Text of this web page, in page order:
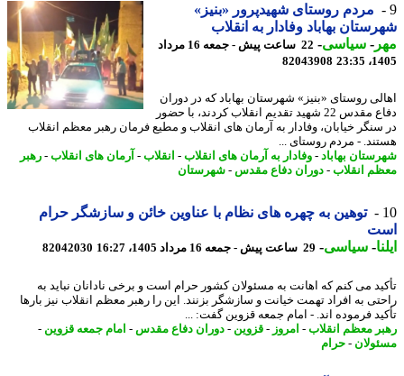
مردم روستای شهیدپرور «بنیز»
بهاباد وفادار به انقلاب
-سیاسی-
22 ساعت پیش - جمعه 16 مرداد
82043908
روستای «بنیز» شهرستان بهاباد که در دوران
دفاع مقدس 22 شهید تقدیم انقلاب کردند، با حضور
خیابان، وفادار به آرمان های انقلاب و مطیع فرمان رهبر معظم انقلاب
- مردم روستای ...
بهاباد-وفادار به آرمان های انقلاب-انقلاب-آرمان های انقلاب-رهبر
انقلاب-دوران دفاع مقدس-شهرستان
توهین به چهره های نظام با عناوین خائن و سازشگر حرام
-سیاسی-29 ساعت پیش - جمعه 16 مرداد 1405، 16:27 82042030
می کنم که اهانت به مسئولان کشور حرام است و برخی نادانان نباید به
به افراد تهمت خیانت و سازشگر بزنند. این را رهبر معظم انقلاب نیز بارها
فرموده اند. - امام جمعه قزوین گفت: ...
معظم انقلاب-امروز- قزوین -دوران دفاع مقدس-امام جمعه قزوین -
-حرام